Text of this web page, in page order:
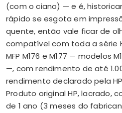
(com o ciano) — e é,
rápido se esgota em
quente, então vale ficar de
compatível com toda a série
MFP M176 e M177 — modelos
—, com rendimento de até
rendimento declarado pela
Produto original HP, lacrado,
de 1 ano (3 meses do